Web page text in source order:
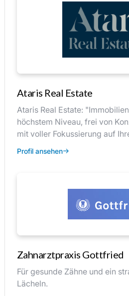
Ataris Real Estate
Ataris Real Estate:
höchstem Niveau, frei von
mit voller Fokussierung auf
Profil ansehen
Zahnarztpraxis Gottfried
Für gesunde Zähne und ein
Lächeln.